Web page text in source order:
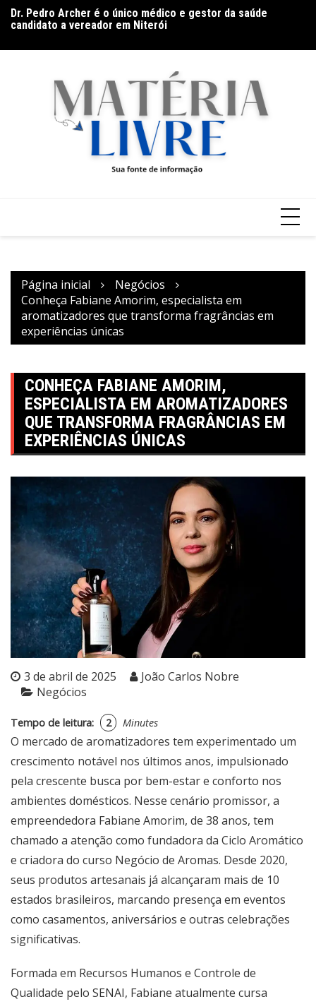
para
conteúdo
candidato a vereador em Niterói
De olho no líder: Jhonathan Silva projeta duelo do Athletic
Página inicial
Negócios
Conheça Fabiane Amorim, especialista em
aromatizadores que transforma fragrâncias em
experiências únicas
CONHEÇA FABIANE AMORIM,
ESPECIALISTA EM AROMATIZADORES
QUE TRANSFORMA FRAGRÂNCIAS EM
EXPERIÊNCIAS ÚNICAS
3 de abril de 2025
João Carlos Nobre
Negócios
Tempo de leitura: 2 Minutes
O mercado de aromatizadores tem experimentado um
crescimento notável nos últimos anos, impulsionado
pela crescente busca por bem-estar e conforto nos
ambientes domésticos. Nesse cenário promissor, a
empreendedora Fabiane Amorim, de 38 anos, tem
chamado a atenção como fundadora da Ciclo Aromático
e criadora do curso Negócio de Aromas. Desde 2020,
seus produtos artesanais já alcançaram mais de 10
estados brasileiros, marcando presença em eventos
como casamentos, aniversários e outras celebrações
significativas.
Formada em Recursos Humanos e Controle de
Qualidade pelo SENAI, Fabiane atualmente cursa